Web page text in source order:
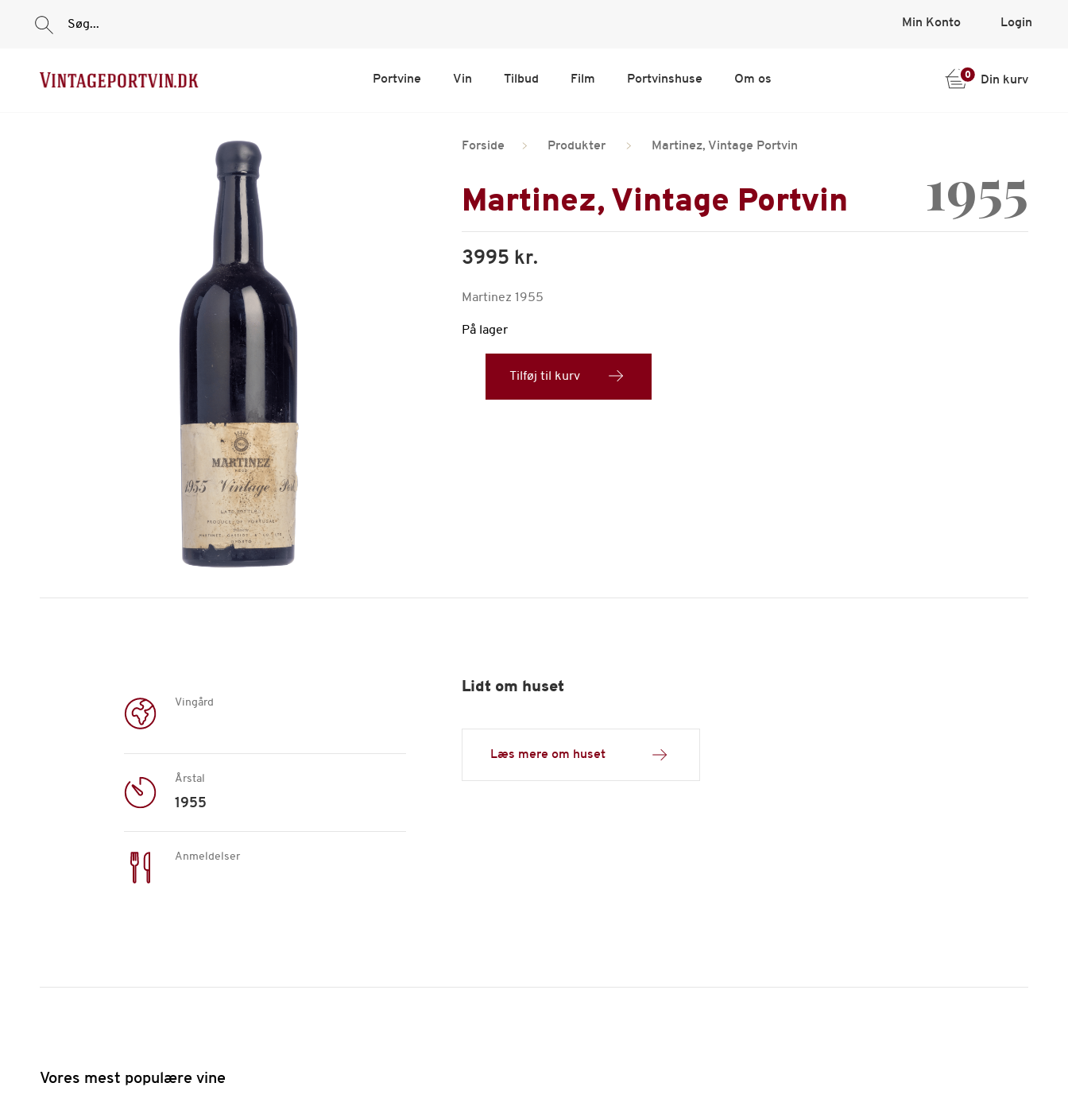
Søg... Min Konto Login
Portvine Vin Tilbud Film Portvinshuse Om os 0 Din kurv
Forside Produkter Martinez, Vintage Portvin
Martinez, Vintage Portvin 1955
3995 kr.
Martinez 1955
På lager
antal
Tilføj til kurv
Vingård
Årstal
1955
Anmeldelser
Lidt om huset
Læs mere om huset
Vores mest populære vine